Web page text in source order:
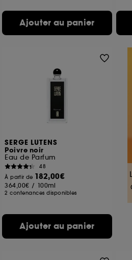
Ajouter au panier
SERGE LUTENS
Poivre noir
Eau de Parfum
48
À partir de 182,00€
364,00€ / 100ml
2 contenances disponibles
Ajouter au panier